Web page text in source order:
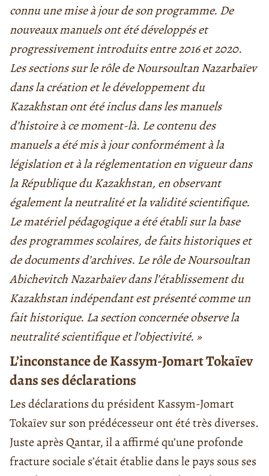
connu une mise à jour de son programme. De
nouveaux manuels ont été développés et
progressivement introduits entre 2016 et 2020.
Les sections sur le rôle de Noursoultan Nazarbaïev
dans la création et le développement du
Kazakhstan ont été inclus dans les manuels
d’histoire à ce moment-là. Le contenu des
manuels a été mis à jour conformément à la
législation et à la réglementation en vigueur dans
la République du Kazakhstan, en observant
également la neutralité et la validité scientifique.
Le matériel pédagogique a été établi sur la base
des programmes scolaires, de faits historiques et
de documents d’archives. Le rôle de Noursoultan
Abichevitch Nazarbaïev dans l’établissement du
Kazakhstan indépendant est présenté comme un
fait historique. La section concernée observe la
neutralité scientifique et l’objectivité. »
L’inconstance de Kassym-Jomart Tokaïev
dans ses déclarations
Les déclarations du président Kassym-Jomart
Tokaïev sur son prédécesseur ont été très diverses.
Juste après Qantar, il a affirmé qu’une profonde
fracture sociale s’était établie dans le pays sous ses